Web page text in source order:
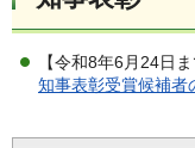
【令和8年6月24日ま
知事表彰受賞候補者